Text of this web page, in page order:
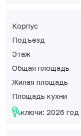
Корпус
Подъезд
Этаж
Общая площадь
Жилая площадь
Площадь кухни
ключи: 2026 год